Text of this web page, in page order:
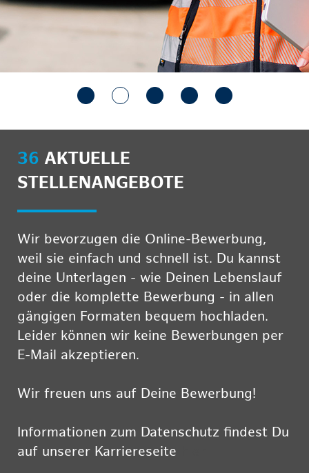
36 AKTUELLE
STELLENANGEBOTE
Wir bevorzugen die Online-Bewerbung,
weil sie einfach und schnell ist. Du kannst
deine Unterlagen - wie Deinen Lebenslauf
oder die komplette Bewerbung - in allen
gängigen Formaten bequem hochladen.
Leider können wir keine Bewerbungen per
E-Mail akzeptieren.
Wir freuen uns auf Deine Bewerbung!
Informationen zum Datenschutz findest Du
auf unserer Karriereseite